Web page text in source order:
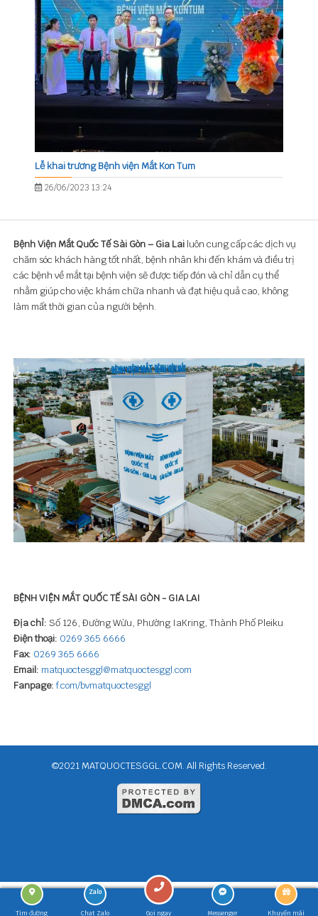
Lễ khai trương Bệnh viện Mắt Kon Tum
26/06/2023 13:24
Tìm đường Chat Zalo Gọi ngay Messenger Khuyến mãi
Bệnh Viện Mắt Quốc Tế Sài Gòn – Gia Lailuôn cung cấp các dịch vụ
chăm sóc khách hàng tốt nhất, bệnh nhân khi đến khám và điều trị
các bệnh về mắt tại bệnh viện sẽ được tiếp đón và chỉ dẫn cụ thể
nhằm giúp cho việc khám chữa nhanh và đạt hiệu quả cao, không
làm mất thời gian của người bệnh.
BỆNH VIỆN MẮT QUỐC TẾ SÀI GÒN - GIA LAI
Địa chỉ: Số 126, Đường Wừu, Phường IaKring, Thành Phố Pleiku
Điện thoại: 0269 365 6666
Fax: 0269 365 6666
Email: matquoctesggl@matquoctesggl.com
Fanpage: f.com/bvmatquoctesggl
©2021 MATQUOCTESGGL.COM. All Rights Reserved.